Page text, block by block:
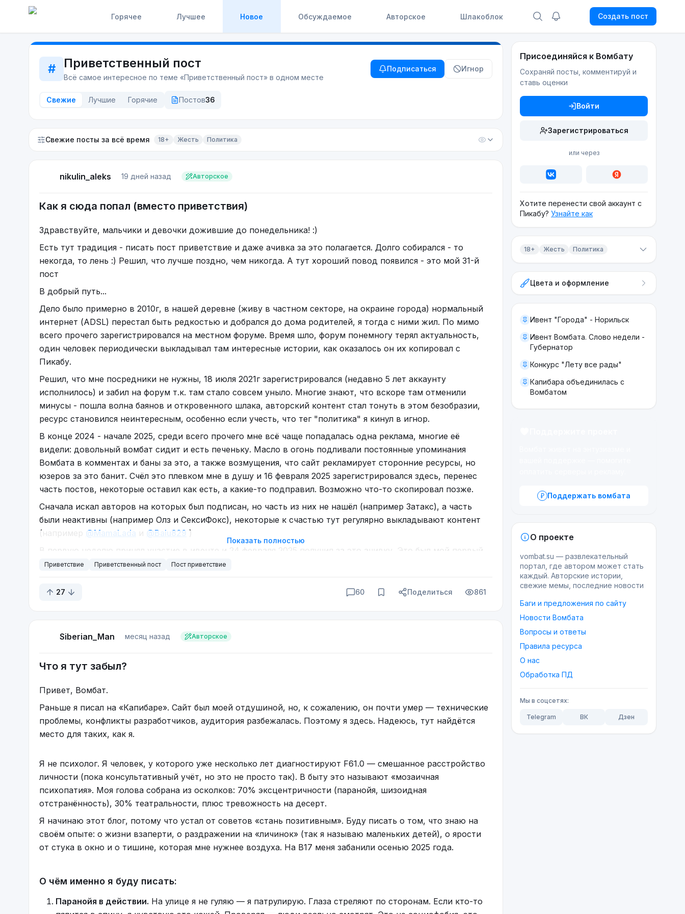
Горячее Лучшее Новое Обсуждаемое Авторское Шлакоблок Создать пост
# Приветственный пост
Всё самое интересное по теме «Приветственный пост» в одном месте
Подписаться Игнор
Свежие Лучшие Горячие Постов36
Свежие посты за всё время 18+ Жесть Политика
nikulin_aleks 19 дней назад Авторское
Как я сюда попал (вместо приветствия)
Здравствуйте, мальчики и девочки дожившие до понедельника! :)
Есть тут традиция - писать пост приветствие и даже ачивка за это полагается. Долго собирался - то
некогда, то лень :) Решил, что лучше поздно, чем никогда. А тут хороший повод появился - это мой 31-й
пост
В добрый путь...
Дело было примерно в 2010г, в нашей деревне (живу в частном секторе, на окраине города) нормальный
интернет (ADSL) перестал быть редкостью и добрался до дома родителей, я тогда с ними жил. По мимо
всего прочего зарегистрировался на местном форуме. Время шло, форум понемногу терял актуальность,
один человек периодически выкладывал там интересные истории, как оказалось он их копировал с
Пикабу.
Решил, что мне посредники не нужны, 18 июля 2021г зарегистрировался (недавно 5 лет аккаунту
исполнилось) и забил на форум т.к. там стало совсем уныло. Многие знают, что вскоре там отменили
минусы - пошла волна баянов и откровенного шлака, авторский контент стал тонуть в этом безобразии,
ресурс становился неинтересным, особенно если учесть, что тег "политика" я кинул в игнор.
В конце 2024 - начале 2025, среди всего прочего мне всё чаще попадалась одна реклама, многие её
видели: довольный вомбат сидит и есть печеньку. Масло в огонь подливали постоянные упоминания
Вомбата в комментах и баны за это, а также возмущения, что сайт рекламирует сторонние ресурсы, но
юзеров за это банит. Счёл это плевком мне в душу и 16 февраля 2025 зарегистрировался здесь, перенес
часть постов, некоторые оставил как есть, а какие-то подправил. Возможно что-то скопировал позже.
Сначала искал авторов на которых был подписан, но часть из них не нашёл (например Затакс), а часть
были неактивны (например Олз и СексиФокс), некоторые к счастью тут регулярно выкладывают контент
(например @MamaLada @Balu829 )
авторский пост написанный здесь(Элегия)в последствии получилась серия постов (самый свежий
стишки и вообще как чукча: что вижу о том и пою
Показать полностью
Приветствие Приветственный пост Пост приветствие
27 60 Поделиться 861
Siberian_Man месяц назад Авторское
Что я тут забыл?
Привет, Вомбат.
Раньше я писал на «Капибаре». Сайт был моей отдушиной, но, к сожалению, он почти умер — технические
проблемы, конфликты разработчиков, аудитория разбежалась. Поэтому я здесь. Надеюсь, тут найдётся
место для таких, как я.
Я не психолог. Я человек, у которого уже несколько лет диагностируют F61.0 — смешанное расстройство
личности (пока консультативный учёт, но это не просто так). В быту это называют «мозаичная
психопатия». Моя голова собрана из осколков: 70% эксцентричности (паранойя, шизоидная
отстранённость), 30% театральности, плюс тревожность на десерт.
Я начинаю этот блог, потому что устал от советов «стань позитивным». Буду писать о том, что знаю на
своём опыте: о жизни взаперти, о раздражении на «личинок» (так я называю маленьких детей), о ярости
от стука в окно и о тишине, которая мне нужнее воздуха. На B17 меня забанили осенью 2025 года.
О чём именно я буду писать:
Паранойя в действии. На улице я не гуляю — я патрулирую. Глаза стреляют по сторонам. Если кто-то
Присоединяйся к Вомбату
Сохраняй посты, комментируй и
ставь оценки
Войти
Зарегистрироваться
или через
Хотите перенести свой аккаунт с
Пикабу? Узнайте как
18+ Жесть Политика
ЖестьЦвета и оформление
Ивент "Города" - Норильск
Ивент Вомбата. Слово недели -
Губернатор
Конкурс "Лету все рады"
Капибара объединилась с
Вомбатом
Поддержать вомбата
О проекте
vombat.su — развлекательный
портал, где автором может стать
каждый. Авторские истории,
свежие мемы, последние новости
Баги и предложения по сайту
Новости Вомбата
Вопросы и ответы
Правила ресурса
О нас
Обработка ПД
Мы в соцсетях:
Telegram ВК Дзен